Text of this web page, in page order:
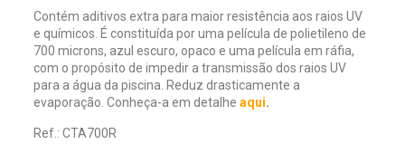
Contém aditivos extra para maior resistência aos raios UV
e químicos. É constituída por uma película de polietileno de
700 microns, azul escuro, opaco e uma película em ráfia,
com o propósito de impedir a transmissão dos raios UV
para a água da piscina. Reduz drasticamente a
evaporação. Conheça-a em detalhe aqui.
Ref.: CTA700R